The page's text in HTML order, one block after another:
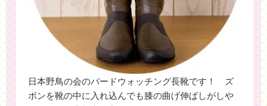
日本野鳥の会のバードウォッチング長靴です！ ズ
ボンを靴の中に入れ込んでも膝の曲げ伸ばしがしや